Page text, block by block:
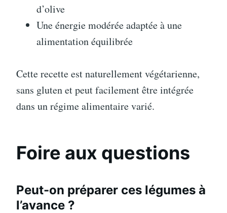
d’olive
Une énergie modérée adaptée à une
alimentation équilibrée
Cette recette est naturellement végétarienne,
sans gluten et peut facilement être intégrée
dans un régime alimentaire varié.
Foire aux questions
Peut-on préparer ces légumes à
l’avance ?